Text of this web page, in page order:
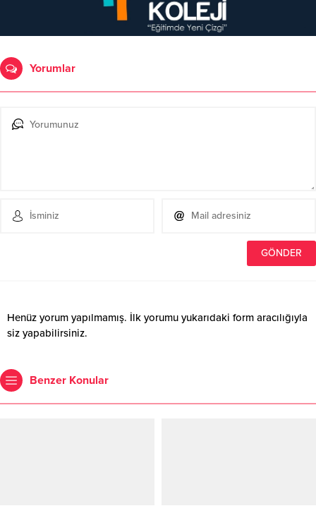
Yorumlar
Henüz yorum yapılmamış. İlk yorumu yukarıdaki form aracılığıyla
siz yapabilirsiniz.
Benzer Konular